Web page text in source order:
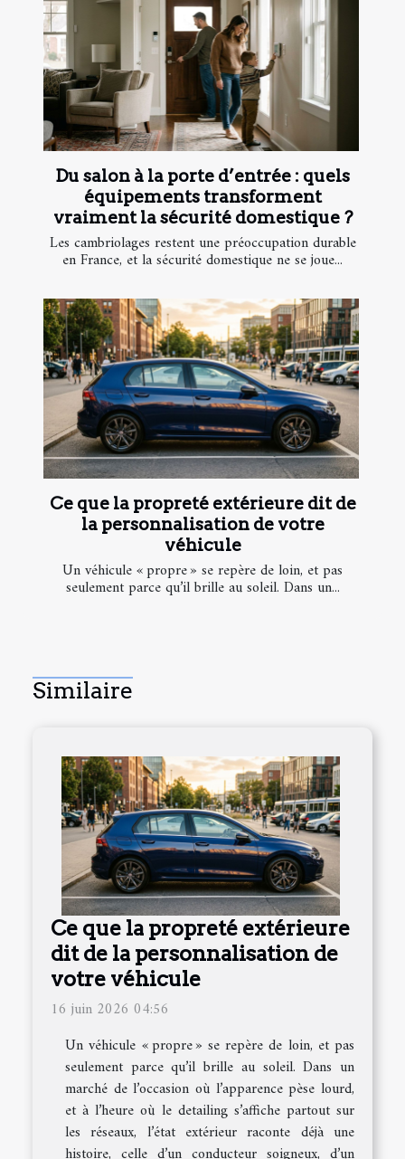
Du salon à la porte d’entrée : quels
équipements transforment
vraiment la sécurité domestique ?
Les cambriolages restent une préoccupation durable
en France, et la sécurité domestique ne se joue...
Ce que la propreté extérieure dit de
la personnalisation de votre
véhicule
Un véhicule « propre » se repère de loin, et pas
seulement parce qu’il brille au soleil. Dans un...
Similaire
Ce que la propreté extérieure
dit de la personnalisation de
votre véhicule
16 juin 2026 04:56
Un véhicule « propre » se repère de loin, et pas
seulement parce qu’il brille au soleil. Dans un
marché de l’occasion où l’apparence pèse lourd,
et à l’heure où le detailing s’affiche partout sur
les réseaux, l’état extérieur raconte déjà une